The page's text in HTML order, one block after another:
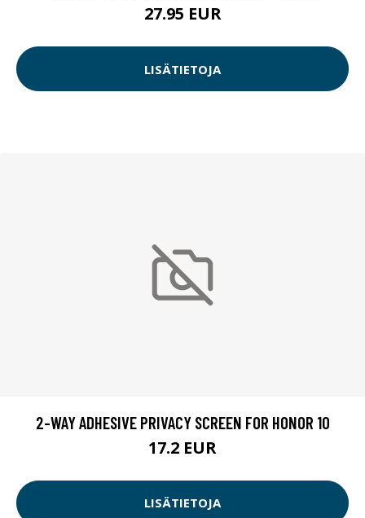
27.95 EUR
LISÄTIETOJA
2-WAY ADHESIVE PRIVACY SCREEN FOR HONOR 10
17.2 EUR
LISÄTIETOJA